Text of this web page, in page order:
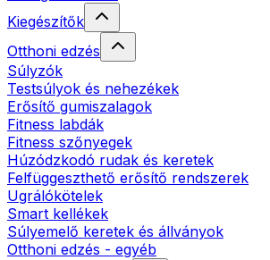
Kiegészítők
Otthoni edzés
Súlyzók
Testsúlyok és nehezékek
Erősítő gumiszalagok
Fitness labdák
Fitness szőnyegek
Húzódzkodó rudak és keretek
Felfüggeszthető erősítő rendszerek
Ugrálókötelek
Smart kellékek
Súlyemelő keretek és állványok
Otthoni edzés - egyéb